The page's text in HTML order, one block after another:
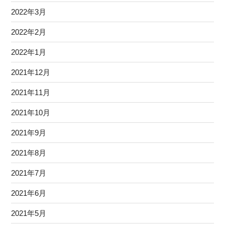
2022年3月
2022年2月
2022年1月
2021年12月
2021年11月
2021年10月
2021年9月
2021年8月
2021年7月
2021年6月
2021年5月